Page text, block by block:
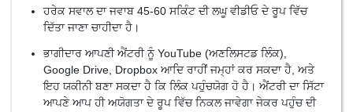
ਹਰੇਕ ਸਵਾਲ ਦਾ ਜਵਾਬ 45-60 ਸਕਿੰਟ ਦੀ ਲਘੂ ਵੀਡੀਓ ਦੇ ਰੂਪ ਵਿੱਚ
ਦਿੱਤਾ ਜਾਣਾ ਚਾਹੀਦਾ ਹੈ।
ਭਾਗੀਦਾਰ ਆਪਣੀ ਐਂਟਰੀ ਨੂੰ YouTube (ਅਣਲਿਸਟਡ ਲਿੰਕ),
Google Drive, Dropbox ਆਦਿ ਰਾਹੀਂ ਜਮ੍ਹਾਂ ਕਰ ਸਕਦਾ ਹੈ, ਅਤੇ
ਇਹ ਯਕੀਨੀ ਬਣਾ ਸਕਦਾ ਹੈ ਕਿ ਲਿੰਕ ਪਹੁੰਚਯੋਗ ਹੋ ਹੈ। ਐਂਟਰੀ ਦਾ ਸਿੱਟਾ
ਆਪਣੇ ਆਪ ਹੀ ਅਯੋਗਤਾ ਦੇ ਰੂਪ ਵਿੱਚ ਨਿਕਲ ਜਾਵੇਗਾ ਜੇਕਰ ਪਹੁੰਚ ਦੀ